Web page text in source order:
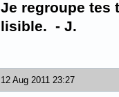
Je regroupe tes
lisible. - J.
12 Aug 2011 23:27